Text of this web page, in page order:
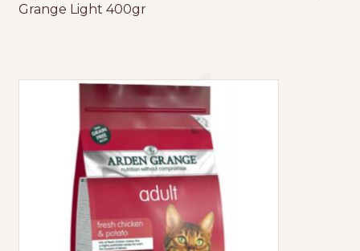
Grange Light 400gr